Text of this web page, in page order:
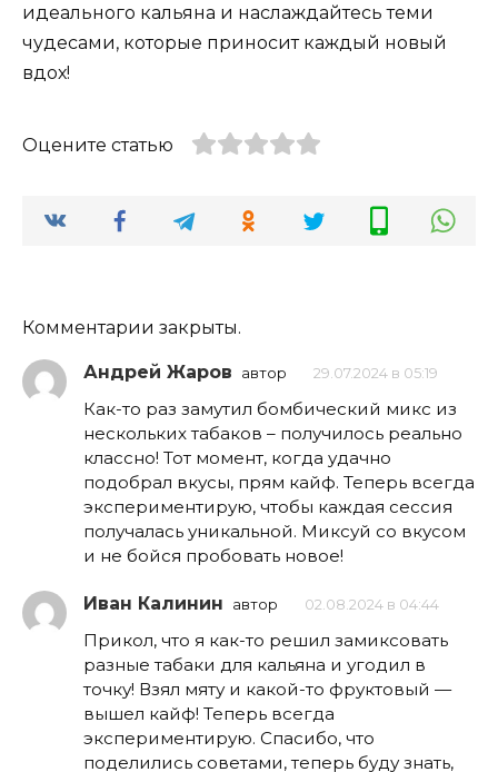
идеального кальяна и наслаждайтесь теми
чудесами, которые приносит каждый новый
вдох!
Оцените статью
Комментарии закрыты.
Андрей Жаров автор 29.07.2024 в 05:19
Как-то раз замутил бомбический микс из
нескольких табаков – получилось реально
классно! Тот момент, когда удачно
подобрал вкусы, прям кайф. Теперь всегда
экспериментирую, чтобы каждая сессия
получалась уникальной. Миксуй со вкусом
и не бойся пробовать новое!
Иван Калинин автор 02.08.2024 в 04:44
Прикол, что я как-то решил замиксовать
разные табаки для кальяна и угодил в
точку! Взял мяту и какой-то фруктовый —
вышел кайф! Теперь всегда
экспериментирую. Спасибо, что
поделились советами, теперь буду знать,